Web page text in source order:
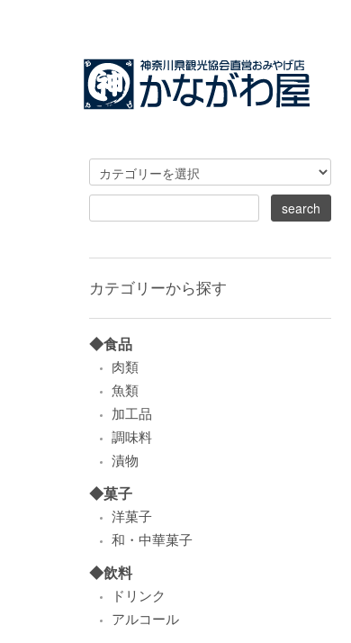
カテゴリーから探す
◆食品
肉類
魚類
加工品
調味料
漬物
◆菓子
洋菓子
和・中華菓子
◆飲料
ドリンク
アルコール